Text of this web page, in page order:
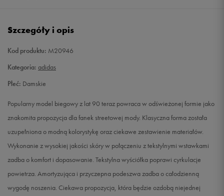
38 2/3 24 cm
40 25 cm Powiadom o dostępności
40 2/3 25,5 cm Powiadom o dostępności
Szczegóły i opis
Kod produktu: M20946
Kategoria: adidas
Płeć: Damskie
Popularny model biegowy z lat 90 teraz powraca w odświeżonej formie jako
znakomita propozycja dla fanek streetowej mody. Klasyczna forma została
uzupełniona o modną kolorystykę oraz ciekawe zestawienie materiałów.
Wykonanie z wysokiej jakości skóry w połączeniu z tekstylnymi wstawkami
zadba o komfort i dopasowanie. Tekstylna wyściółka poprawi cyrkulacje
powietrza. Amortyzująca i przyczepna podeszwa zadba o całodzienną
wygodę noszenia. Ciekawa propozycja, która będzie ozdobą niejednej